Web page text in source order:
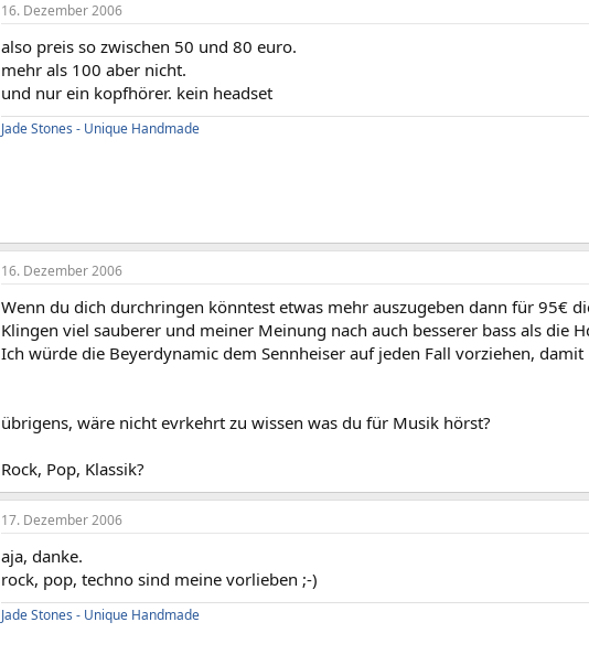
16. Dezember 2006
also preis so zwischen 50 und 80 euro.
mehr als 100 aber nicht.
und nur ein kopfhörer. kein headset
Jade Stones - Unique Handmade
16. Dezember 2006
Wenn du dich durchringen könntest etwas mehr auszugeben dann für 95€
Klingen viel sauberer und meiner Meinung nach auch besserer bass als die
Ich würde die Beyerdynamic dem Sennheiser auf jeden Fall vorziehen,
übrigens, wäre nicht evrkehrt zu wissen was du für Musik hörst?
Rock, Pop, Klassik?
17. Dezember 2006
aja, danke.
rock, pop, techno sind meine vorlieben ;-)
Jade Stones - Unique Handmade